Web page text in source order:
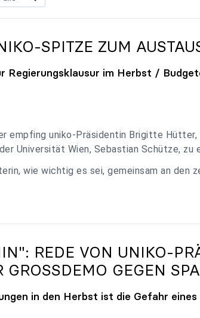
-SPITZE ZUM
Regierungsklausur im Herbst /
empfing uniko-Präsidentin Brigitte Hütter,
Universität Wien, Sebastian Schütze, zu
wie wichtig es sei, gemeinsam an den
REDE VON UNIKO-
GEGEN
in den Herbst ist die Gefahr